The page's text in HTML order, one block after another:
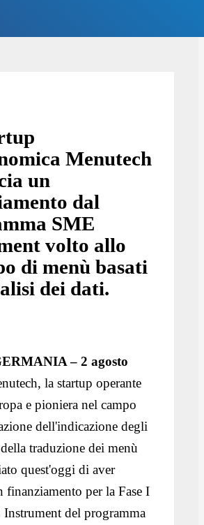
Menutech
un
dal
SME
volto allo
di menù basati
dei dati.
– 2 agosto
la startup operante
e pioniera nel campo
dell'indicazione degli
traduzione dei menù
quest'oggi di aver
finanziamento per la Fase I
del programma